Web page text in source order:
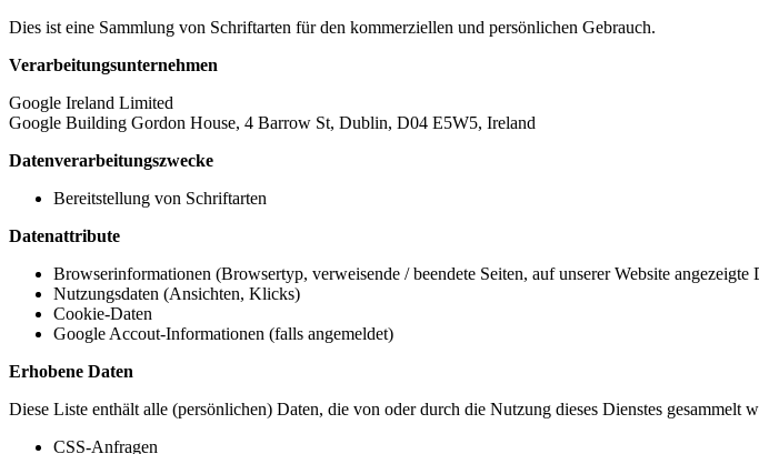
Dies ist eine Sammlung von Schriftarten für den kommerziellen und persönlichen Gebrauch.
Verarbeitungsunternehmen
Google Ireland Limited
Google Building Gordon House, 4 Barrow St, Dublin, D04 E5W5, Ireland
Datenverarbeitungszwecke
Bereitstellung von Schriftarten
Datenattribute
Browserinformationen (Browsertyp, verweisende / beendete Seiten, auf unserer Website
Nutzungsdaten (Ansichten, Klicks)
Cookie-Daten
Google Accout-Informationen (falls angemeldet)
Erhobene Daten
Diese Liste enthält alle (persönlichen) Daten, die von oder durch die Nutzung dieses Dienstes gesammelt
CSS-Anfragen